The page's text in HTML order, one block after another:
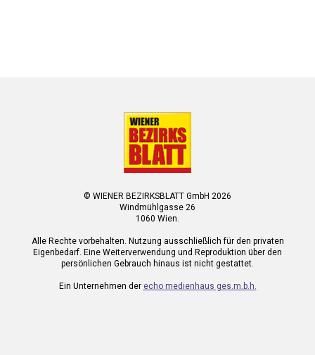
© WIENER BEZIRKSBLATT GmbH 2026
Windmühlgasse 26
1060 Wien.
Alle Rechte vorbehalten. Nutzung ausschließlich für den privaten
Eigenbedarf. Eine Weiterverwendung und Reproduktion über den
persönlichen Gebrauch hinaus ist nicht gestattet.
Ein Unternehmen der echo medienhaus ges.m.b.h.